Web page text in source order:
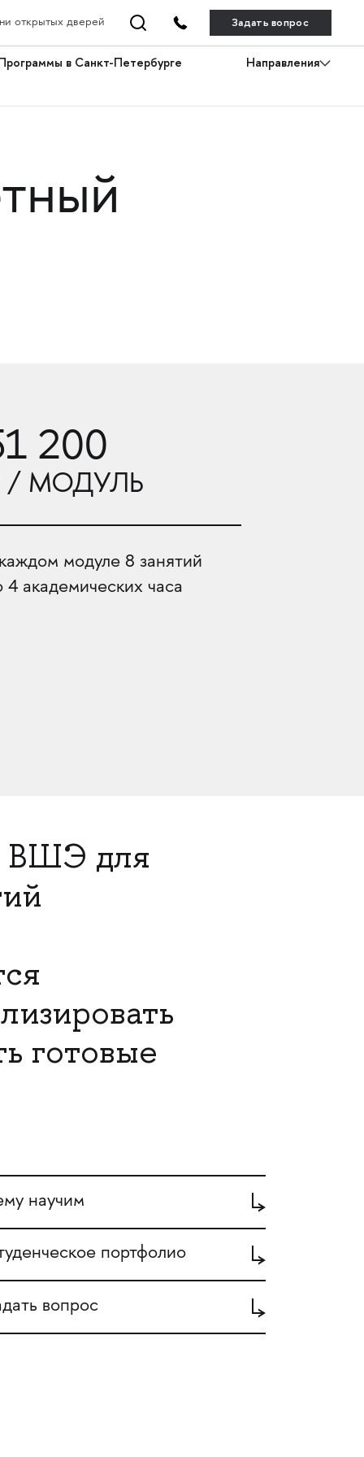
открытых дверей Задать вопрос
в Санкт-Петербурге Направления
200
/ МОДУЛЬ
модуле 8 занятий
4 академических часа
ВШЭ для
готовые
научим
портфолио
вопрос